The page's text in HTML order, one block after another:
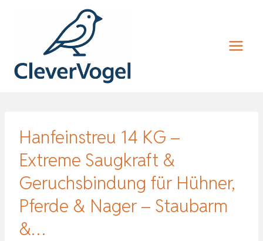
Hanfeinstreu 14 KG –
Extreme Saugkraft &
Geruchsbindung für Hühner,
Pferde & Nager – Staubarm
&…